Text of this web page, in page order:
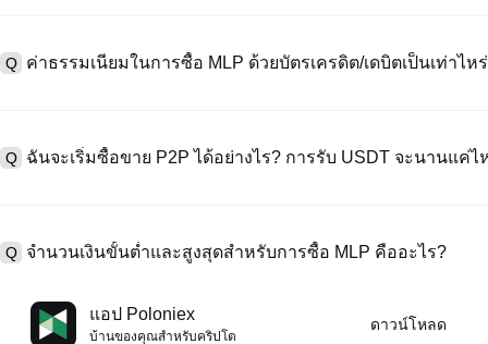
ซื้อขาย OTC สำหรับธุรกรรมขนาดใหญ่เกิน 100,000 USD พร้อมใบเสนอ
Q ค่าธรรมเนียมในการซื้อ MLP ด้วยบัตรเครดิต/เดบิตเป็นเท่าไห
การซื้อขายแบบสปอตมาตรฐาน (ต่ำถึง 0.05%) ใช้กับการซื้อขาย MLP/
Q ฉันจะเริ่มซื้อขาย P2P ได้อย่างไร? การรับ USDT จะนานแค่ไ
กับวิธีการชำระเงินและเวลาตอบสนองของผู้ขาย
Q จำนวนเงินขั้นต่ำและสูงสุดสำหรับการซื้อ MLP คืออะไร?
ขีดจำกัดขั้นต่ำและสูงสุดแตกต่างกันขึ้นอยู่กับวิธีการซื้อและระดับการ
ดอลลาร์โดยสูงสุดขึ้นอยู่กับผู้ให้บริการ ผู้ขาย P2P ส่วนใหญ่มีข้อกำหนดก
แอป Poloniex
บ้านของคุณสําหรับคริปโต
ดาวน์โหลด